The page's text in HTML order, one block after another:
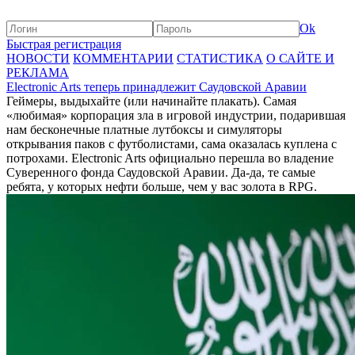
Ok
Быстрая регистрация
НОВОСТИ КОММЕНТАРИИ СТАТИСТИКА О САЙТЕ И
РЕКЛАМА
Electronic Arts теперь принадлежит Саудовской Аравии
Геймеры, выдыхайте (или начинайте плакать). Самая
«любимая» корпорация зла в игровой индустрии, подарившая
нам бесконечные платные лутбоксы и симуляторы
открывания паков с футболистами, сама оказалась куплена с
потрохами. Electronic Arts официально перешла во владение
Суверенного фонда Саудовской Аравии. Да-да, те самые
ребята, у которых нефти больше, чем у вас золота в RPG.